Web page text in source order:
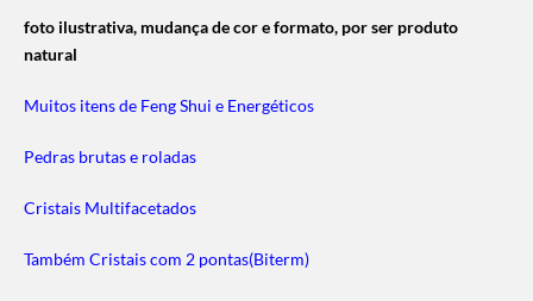
foto ilustrativa, mudança de cor e formato, por ser produto
natural
Muitos itens de Feng Shui e Energéticos
Pedras brutas e roladas
Cristais Multifacetados
Também Cristais com 2 pontas(Biterm)